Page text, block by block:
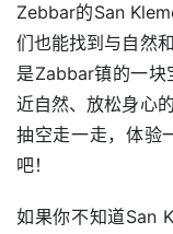
Zebbar的San
们也能找到与自然
是Zabbar镇的一块
近自然、放松身心
抽空走一走，体验
吧！
如果你不知道San